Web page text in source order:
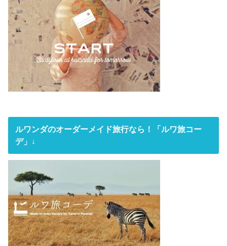
ルワンダのオーダーメイド旅行なら！「ルワ旅コー
デ」↓